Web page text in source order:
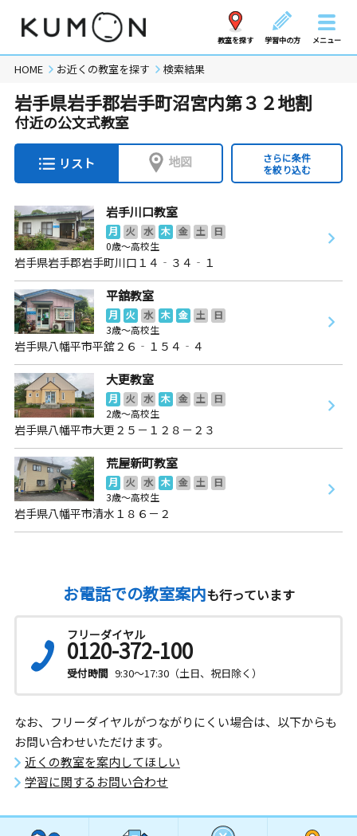
教室を探す 学習中の方 メニュー
HOME お近くの教室を探す 検索結果
岩手県岩手郡岩手町沼宮内第３２地割
付近の公文式教室
リスト 地図
さらに条件
を絞り込む
岩手川口教室
月 火 水 木 金 土
日
0歳～高校生
岩手県岩手郡岩手町川口１４‐３４‐１
平舘教室
月 火 水 木 金 土
日
3歳～高校生
岩手県八幡平市平舘２６‐１５４‐４
大更教室
月 火 水 木 金 土
日
2歳～高校生
岩手県八幡平市大更２５－１２８－２３
荒屋新町教室
月 火 水 木 金 土
日
3歳～高校生
岩手県八幡平市清水１８６－２
お電話での教室案内も行っています
フリーダイヤル
0120-372-100
受付時間 9:30～17:30（土日、祝日除く）
なお、フリーダイヤルがつながりにくい場合は、以下からも
お問い合わせいただけます。
近くの教室を案内してほしい
学習に関するお問い合わせ